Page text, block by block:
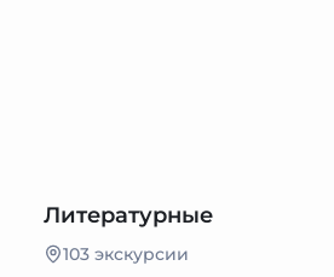
Литературные
103 экскурсии